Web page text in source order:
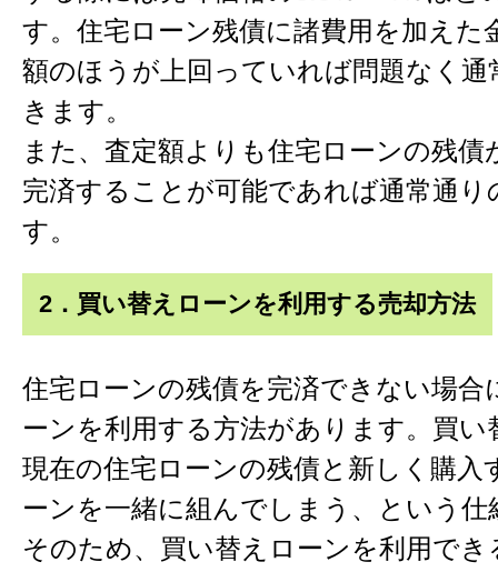
す。住宅ローン残債に諸費用を加えた
額のほうが上回っていれば問題なく通
きます。
また、査定額よりも住宅ローンの残債
完済することが可能であれば通常通り
す。
2．買い替えローンを利用する売却方法
住宅ローンの残債を完済できない場合
ーンを利用する方法があります。買
現在の住宅ローンの残債と新しく購入
ーンを一緒に組んでしまう、という
そのため、買い替えローンを利用で